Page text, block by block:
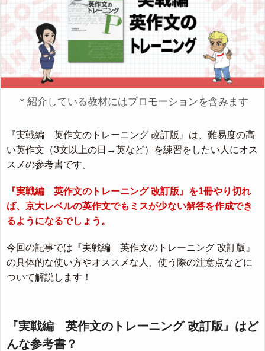
＊紹介している教材にはプロモーションを含みます
『実戦編 英作文のトレーニング 改訂版』は、難易度の高
い英作文（3文以上の日→英など）を練習をしたい人にオス
スメの参考書です。
『実戦編 英作文のトレーニング 改訂版』を1冊やり切れ
ば、京大レベルの英作文でもミスが少ない解答を作成でき
るようになるでしょう。
今回の記事では『実戦編 英作文のトレーニング 改訂版』
の具体的な使い方やオススメな人、使う際の注意点などに
ついて解説します！
『実戦編 英作文のトレーニング 改訂版』はど
んな参考書？